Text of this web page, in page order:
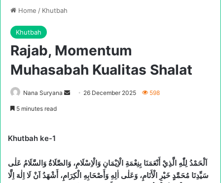
Home / Khutbah
Khutbah
Rajab, Momentum
Muhasabah Kualitas Shalat
Nana Suryana
Send 26 December 2025 598
5 minutes read
Khutbah ke-1
اَلْحَمْدُ لِلّٰهِ الَّذِيْ أَنْعَمَنَا بِنِعْمَةِ الْاِيْمَانِ وَالْاِسْلَامِ، وَالصَّلَاةُ وَالسَّلَامُ عَلٰى
سَيِّدِنَا مُحَمَّدٍ خَيْرِ الْأَنَامِ، وَعَلٰى اٰلِهِ وَأَصْحَابِهِ الْكِرَامِ، أَشْهَدُ اَنْ لَا اِلٰهَ اِلَّا